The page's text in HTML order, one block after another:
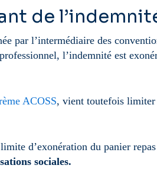
de
par l’intermédiaire des
l’indemnité est
ACOSS, vient toutefois limiter
d’exonération du panier
sociales.